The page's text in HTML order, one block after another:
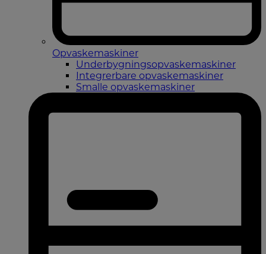
Opvaskemaskiner
Underbygningsopvaskemaskiner
Integrerbare opvaskemaskiner
Smalle opvaskemaskiner